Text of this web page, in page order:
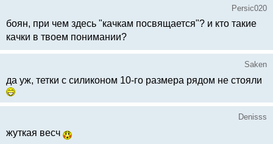
Persic020
боян, при чем здесь "качкам посвящается"? и кто такие
качки в твоем понимании?
Saken
да уж, тетки с силиконом 10-го размера рядом не стояли
Denisss
жуткая весч